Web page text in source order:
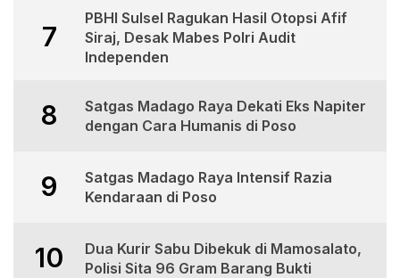
7
PBHI Sulsel Ragukan Hasil Otopsi Afif
Siraj, Desak Mabes Polri Audit
Independen
8
Satgas Madago Raya Dekati Eks Napiter
dengan Cara Humanis di Poso
9
Satgas Madago Raya Intensif Razia
Kendaraan di Poso
10
Dua Kurir Sabu Dibekuk di Mamosalato,
Polisi Sita 96 Gram Barang Bukti